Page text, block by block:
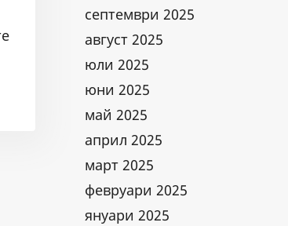
септември 2025
август 2025
юли 2025
юни 2025
май 2025
април 2025
март 2025
февруари 2025
януари 2025